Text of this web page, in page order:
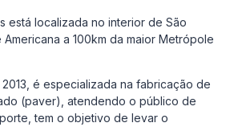
está localizada no interior de São
a 100km da maior Metrópole
é especializada na fabricação de
(paver), atendendo o público de
tem o objetivo de levar o